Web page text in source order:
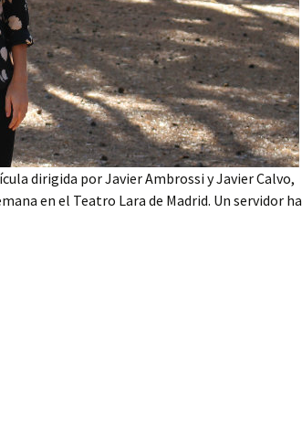
dirigida por Javier Ambrossi y Javier Calvo,
en el Teatro Lara de Madrid. Un servidor ha